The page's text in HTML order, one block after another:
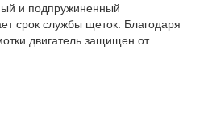
и подпружиненный
срок службы щеток. Благодаря
двигатель защищен от